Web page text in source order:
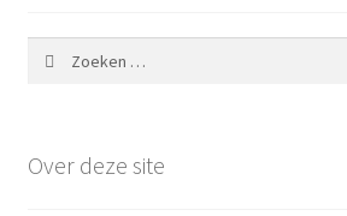
Over deze site